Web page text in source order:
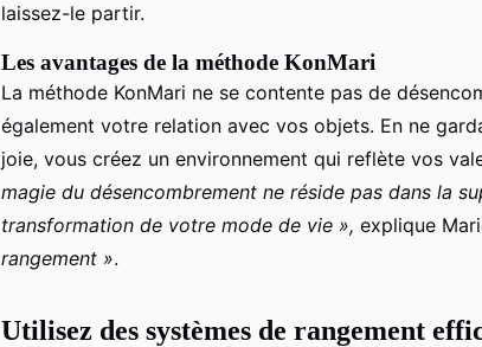
laissez-le partir.
Les avantages de la méthode KonMari
La méthode KonMari ne se contente pas de
également votre relation avec vos objets. En ne
joie, vous créez un environnement qui reflète vos
magie du désencombrement ne réside pas dans la
transformation de votre mode de vie », explique
rangement ».
Utilisez des systèmes de rangement